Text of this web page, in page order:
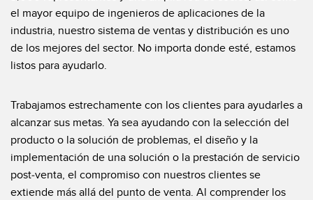
Convertidores
Set de Cables
Banner Measurement Sensor Software
Software de Configuración para Sensor GUI
TECNOLOGÍA
el mayor equipo de ingenieros de aplicaciones de la
industria, nuestro sistema de ventas y distribución es uno
de los mejores del sector. No importa donde esté, estamos
listos para ayudarlo.
Trabajamos estrechamente con los clientes para ayudarles a
alcanzar sus metas. Ya sea ayudando con la selección del
producto o la solución de problemas, el diseño y la
implementación de una solución o la prestación de servicio
post-venta, el compromiso con nuestros clientes se
extiende más allá del punto de venta. Al comprender los